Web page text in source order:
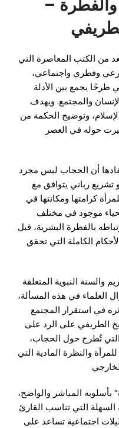
–
من الكتب المعاصرة التي
وفطري واجتماعي،
طرحًا يجمع بين الأدلة
والمجتمع. ويهدف
وتوضيح الحكمة من
حوله في العصر
أن الحجاب ليس مجرد
تشريع رباني يتوافق مع
كرامتها ومكانتها في
موجود في مختلف
بالفطرة البشرية، قبل
الكاملة التي تحقق
والسنة النبوية المتعلقة
العلماء في هذه المسألة،
في استقرار المجتمع
الطريفي على الرد على
التي تُطرح حول الحجاب،
والنظرة المادية التي
المباشر والواضح،
التي تناسب القارئ
اجتماعية تساعد على